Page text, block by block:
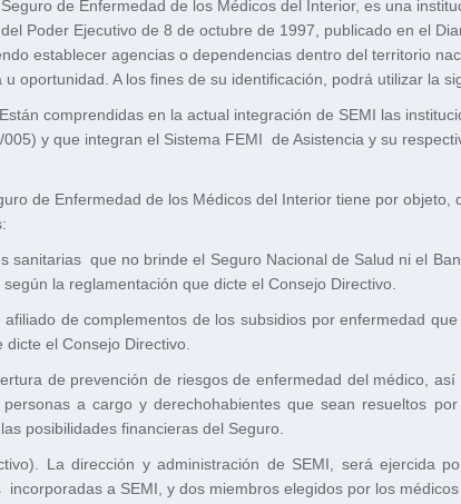
de Enfermedad de los Médicos del Interior, es una
Poder Ejecutivo de 8 de octubre de 1997, publicado en el
establecer agencias o dependencias dentro del territorio
oportunidad. A los fines de su identificación, podrá utilizar la
comprendidas en la actual integración de SEMI las
y que integran el Sistema FEMI de Asistencia y su
de Enfermedad de los Médicos del Interior tiene por
sanitarias que no brinde el Seguro Nacional de Salud ni el
la reglamentación que dicte el Consejo Directivo.
afiliado de complementos de los subsidios por enfermedad
el Consejo Directivo
de prevención de riesgos de enfermedad del médico,
a cargo y derechohabientes que sean resueltos
posibilidades financieras del Seguro.
La dirección y administración de SEMI, será ejercida
a SEMI, y dos miembros elegidos por los médicos